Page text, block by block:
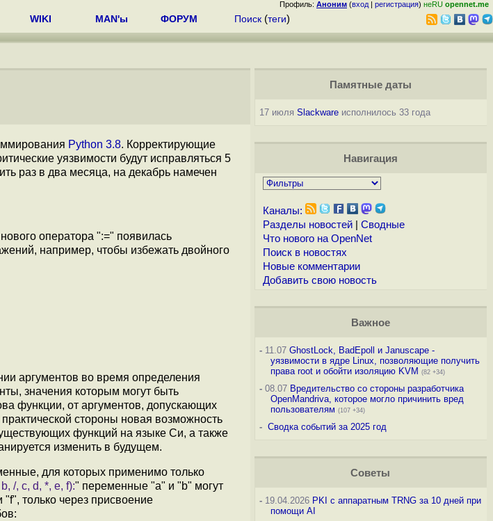
Профиль: Аноним (вход | регистрация) неRU opennet.me
WIKI MAN'ы ФОРУМ Поиск (теги)
Python 3.8. Корректирующие
уязвимости будут исправляться 5
раз в два месяца, на декабрь намечен
оператора ":=" появилась
например, чтобы избежать двойного
аргументов во время определения
значения которым могут быть
функции, от аргументов, допускающих
стороны новая возможность
функций на языке Си, а также
изменить в будущем.
для которых применимо только
/, c, d, *, e, f):" переменные "a" и "b" могут
только через присвоение
Памятные даты
17 июля Slackwareисполнилось 33 года
Навигация
Каналы:
Разделы новостей| Сводные
Что нового на OpenNet
Поиск в новостях
Новые комментарии
Добавить свою новость
Важное
-11.07 GhostLock, BadEpoll и Januscape -
уязвимости в ядре Linux, позволяющие получить
права root и обойти изоляцию KVM (82 +34)
-08.07 Вредительство со стороны разработчика
OpenMandriva, которое могло причинить вред
пользователям (107 +34)
- Сводка событий за 2025 год
Советы
-19.04.2026 PKI с аппаратным TRNG за 10 дней при
помощи AI